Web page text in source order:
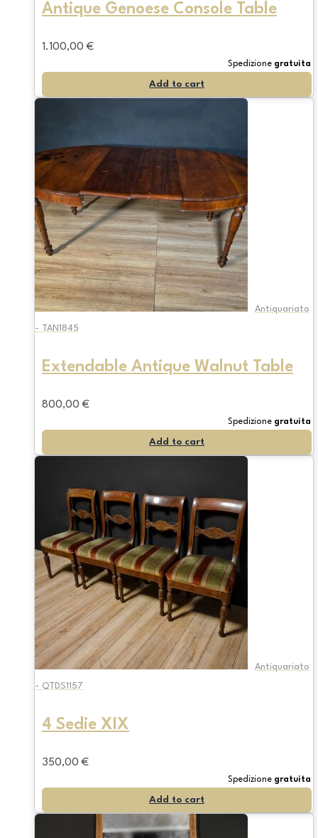
Antique Genoese Console Table
1.100,00 €
Spedizione gratuita
Add to cart
Antiquariato
- TAN1845
Extendable Antique Walnut Table
800,00 €
Spedizione gratuita
Add to cart
Antiquariato
- QTDS1157
4 Sedie XIX
350,00 €
Spedizione gratuita
Add to cart